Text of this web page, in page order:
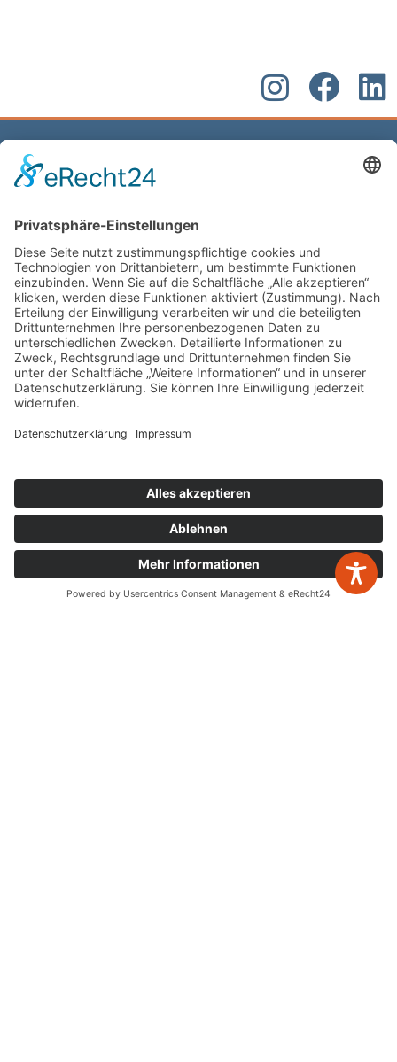
zurück zur Übersicht
Kontakt
W&P Steuerberatungsgesellschaft mbH & Co.
05223 160002
info@wp-steuerberatung.de
Bahnhofstr. 56, 32257 Bünde
Mo. – Do.8:00 – 17:00
Fr.8:00 – 15:00
Jahresabschlüsse
Digitalisierung